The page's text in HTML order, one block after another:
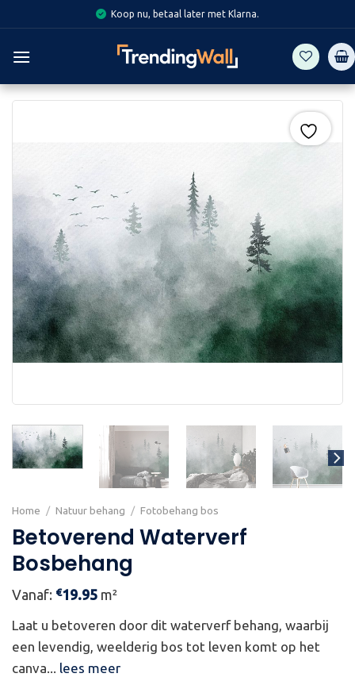
to
content
Koop nu, betaal later met Klarna.
Home / Natuur behang / Fotobehang bos
Betoverend Waterverf
Bosbehang
Vanaf: €19.95 m²
Laat u betoveren door dit waterverf behang, waarbij
een levendig, weelderig bos tot leven komt op het
canva... lees meer